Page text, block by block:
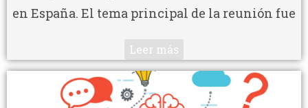
en España. El tema principal de la reunión fue
Leer más